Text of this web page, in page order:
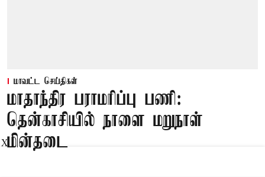
மாவட்ட செய்திகள்
மாதாந்திர பராமரிப்பு பணி:
தென்காசியில் நாளை மறுநாள்
மின்தடை
X